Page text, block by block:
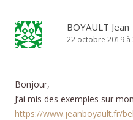
BOYAULT Jean
22 octobre 2019 à
Bonjour,
J’ai mis des exemples sur
https://www.jeanboyault.fr/